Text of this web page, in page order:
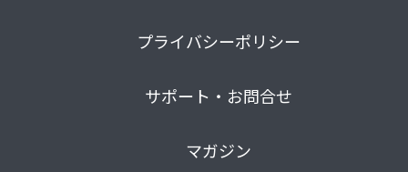
プライバシーポリシー
サポート・お問合せ
マガジン